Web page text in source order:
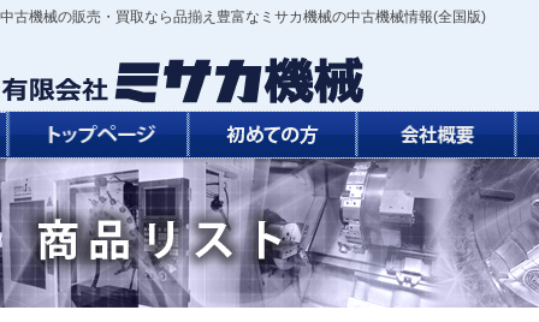
中古機械の販売・買取なら品揃え豊富なミサカ機械の中古機械情報(全国版)